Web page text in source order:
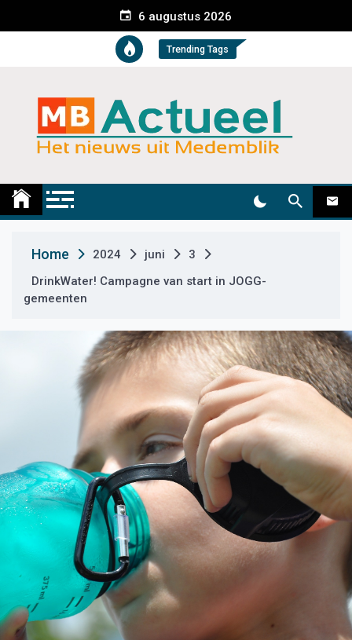
e
t
6 augustus 2026
Trending Tags
Medemblik Actueel
Home 2024 juni
3
DrinkWater! Campagne van start in JOGG-
gemeenten